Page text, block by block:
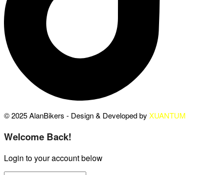
© 2025 AlanBikers - Design & Developed by XUANTUM
Welcome Back!
Login to your account below